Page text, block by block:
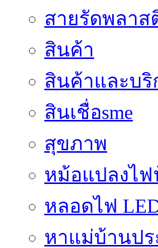
สายรัดพลาส
สินค้า
สินค้าและบริ
สินเชื่อsme
สุขภาพ
หม้อแปลงไฟ
หลอดไฟ
หาแม่บ้านป